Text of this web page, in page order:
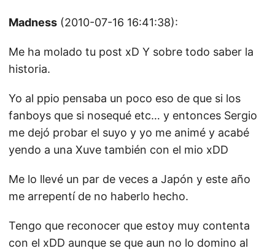
Madness (2010-07-16 16:41:38):
Me ha molado tu post xD Y sobre todo saber la
historia.
Yo al ppio pensaba un poco eso de que si los
fanboys que si nosequé etc… y entonces Sergio
me dejó probar el suyo y yo me animé y acabé
yendo a una Xuve también con el mio xDD
Me lo llevé un par de veces a Japón y este año
me arrepentí de no haberlo hecho.
Tengo que reconocer que estoy muy contenta
con el xDD aunque se que aun no lo domino al